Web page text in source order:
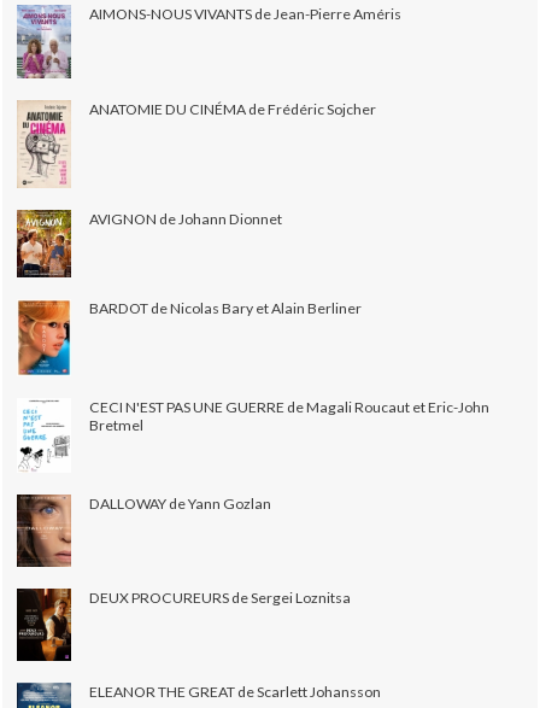
AIMONS-NOUS VIVANTS de Jean-Pierre Améris
ANATOMIE DU CINÉMA de Frédéric Sojcher
AVIGNON de Johann Dionnet
BARDOT de Nicolas Bary et Alain Berliner
CECI N'EST PAS UNE GUERRE de Magali Roucaut et Eric-John
Bretmel
DALLOWAY de Yann Gozlan
DEUX PROCUREURS de Sergei Loznitsa
ELEANOR THE GREAT de Scarlett Johansson